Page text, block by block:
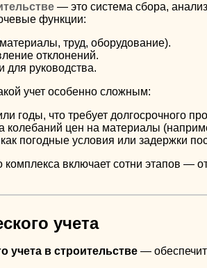
— это система сбора,
функции:
труд, оборудование).
отклонений.
для руководства.
учет особенно сложным:
годы, что требует долгосрочного
колебаний цен на материалы
погодные условия или задержки
включает сотни этапов —
учета
учета в строительстве—